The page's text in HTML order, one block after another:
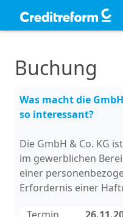
Buchung
Was macht die
so interessant?
Die GmbH & Co. KG
im gewerblichen
einer
Erfordernis einer